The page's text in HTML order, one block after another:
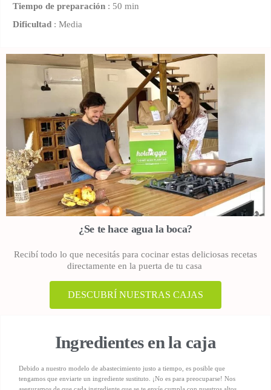
Tiempo de preparación : 50 min
Dificultad : Media
¿Se te hace agua la boca?
Recibí todo lo que necesitás para cocinar estas deliciosas recetas
directamente en la puerta de tu casa
DESCUBRÍ NUESTRAS CAJAS
Ingredientes en la caja
Debido a nuestro modelo de abastecimiento justo a tiempo, es posible que
tengamos que enviarte un ingrediente sustituto. ¡No es para preocuparse! Nos